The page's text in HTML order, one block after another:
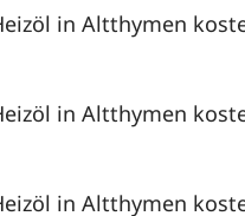
in Altthymen
in Altthymen
in Altthymen